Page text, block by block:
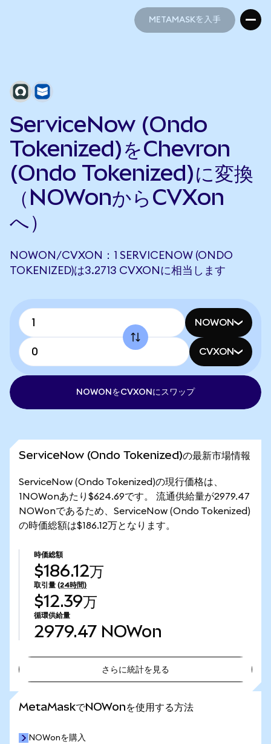
METAMASKを入手
ServiceNow (Ondo
Tokenized)をChevron
(Ondo Tokenized)に変換
（NOWonからCVXon
へ）
NOWON/CVXON：1 SERVICENOW (ONDO
TOKENIZED)は3.2713 CVXONに相当します
NOWON
CVXON
NOWONをCVXONにスワップ
ServiceNow (Ondo Tokenized)の最新市場情報
ServiceNow (Ondo Tokenized)の現行価格は、
1NOWonあたり$624.69です。 流通供給量が2979.47
NOWonであるため、ServiceNow (Ondo Tokenized)
の時価総額は$186.12万となります。
時価総額
$186.12万
取引量 (24時間)
$12.39万
循環供給量
2979.47 NOWon
さらに統計を見る
MetaMaskでNOWonを使用する方法
NOWonを購入